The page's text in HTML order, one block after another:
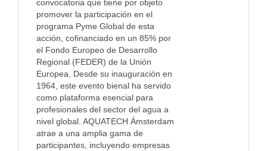
convocatoria que tiene por objeto
promover la participación en el
programa Pyme Global de esta
acción, cofinanciado en un 85% por
el Fondo Europeo de Desarrollo
Regional (FEDER) de la Unión
Europea. Desde su inauguración en
1964, este evento bienal ha servido
como plataforma esencial para
profesionales del sector del agua a
nivel global. AQUATECH Ámsterdam
atrae a una amplia gama de
participantes, incluyendo empresas